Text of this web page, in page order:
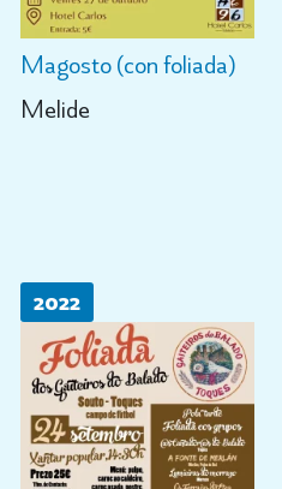
Magosto (con foliada)
Melide
2022